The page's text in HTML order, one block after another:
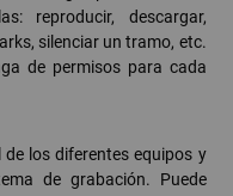
reproducir, descargar,
silenciar un tramo, etc.
de permisos para cada
los diferentes equipos y
de grabación. Puede